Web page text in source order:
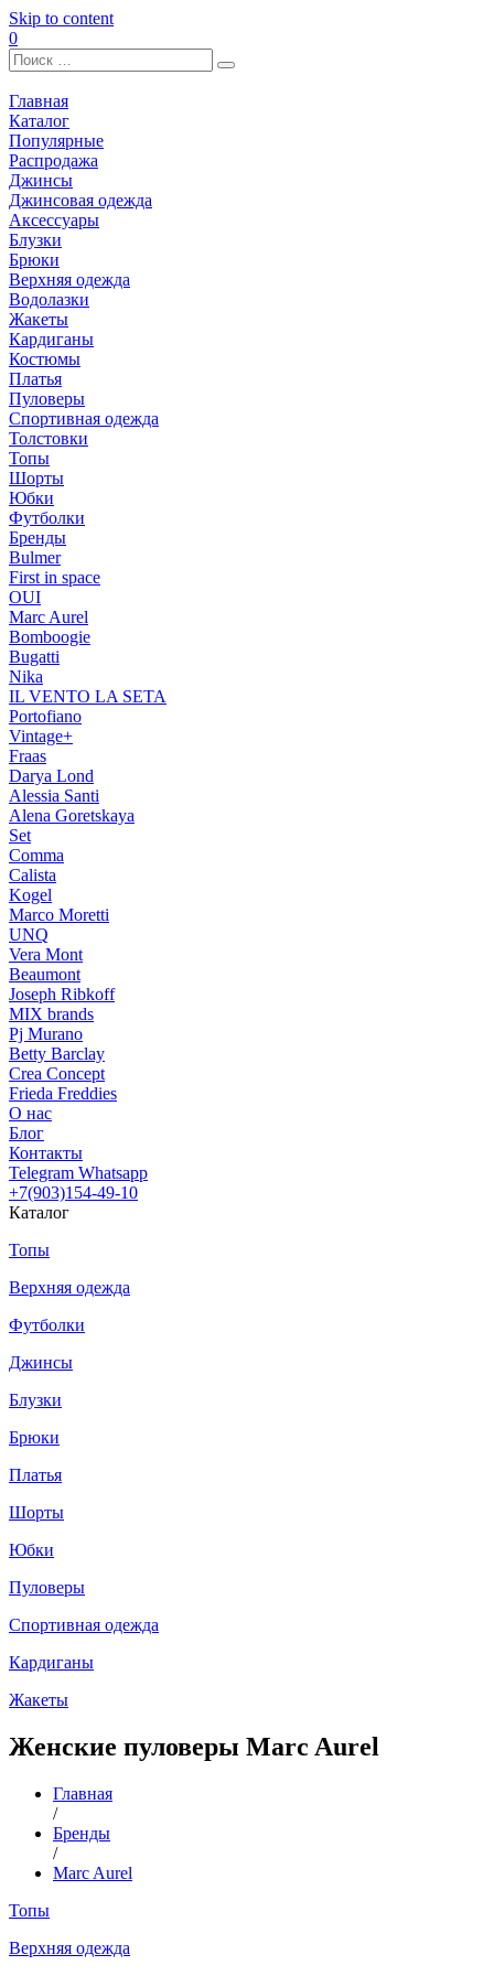
Skip to content
0
Главная
Каталог
Популярные
Распродажа
Джинсы
Джинсовая одежда
Аксессуары
Блузки
Брюки
Верхняя одежда
Водолазки
Жакеты
Кардиганы
Костюмы
Платья
Пуловеры
Спортивная одежда
Толстовки
Топы
Шорты
Юбки
Футболки
Бренды
Bulmer
First in space
OUI
Marc Aurel
Bomboogie
Bugatti
Nika
IL VENTO LA SETA
Portofiano
Vintage+
Fraas
Darya Lond
Alessia Santi
Alena Goretskaya
Set
Comma
Calista
Kogel
Marco Moretti
UNQ
Vera Mont
Beaumont
Joseph Ribkoff
MIX brands
Pj Murano
Betty Barclay
Crea Concept
Frieda Freddies
О нас
Блог
Контакты
Telegram Whatsapp
+7(903)154-49-10
Каталог
Топы
Верхняя одежда
Футболки
Джинсы
Блузки
Брюки
Платья
Шорты
Юбки
Пуловеры
Спортивная одежда
Кардиганы
Жакеты
Женские пуловеры Marc Aurel
Главная
/
Бренды
/
Marc Aurel
Топы
Верхняя одежда